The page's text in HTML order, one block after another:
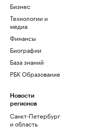
Бизнес
Технологии и
медиа
Финансы
Биографии
База знаний
РБК Образование
Новости
регионов
Санкт-Петербург
и область